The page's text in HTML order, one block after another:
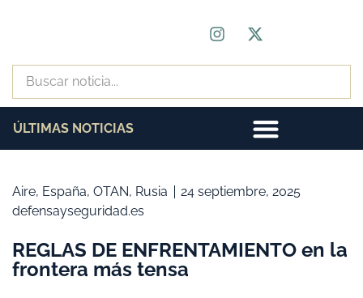
ÚLTIMAS NOTICIAS
Aire, España, OTAN, Rusia
24 septiembre, 2025
defensayseguridad.es
REGLAS DE ENFRENTAMIENTO en la
frontera más tensa